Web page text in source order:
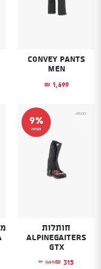
Convey Pants
Men
₪ 1,699
9%
הנחה
חותלות
Alpinegaiters
Gtx
₪ 345
המחיר המקורי היה:₪ 315 המחיר הנוכחי הוא: